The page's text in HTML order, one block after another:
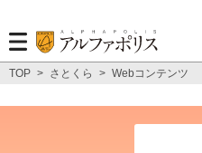
TOP > さとくら > Webコンテンツ